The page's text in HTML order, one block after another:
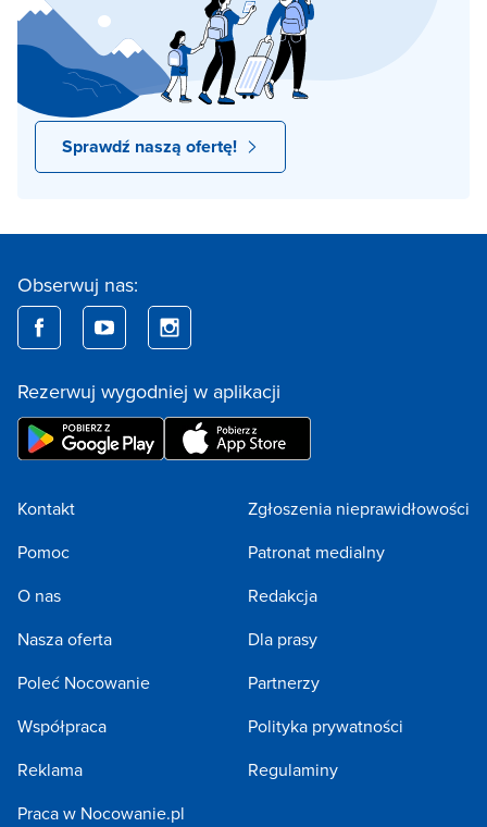
Sprawdź naszą ofertę!
Obserwuj nas:
Rezerwuj wygodniej w aplikacji
Kontakt
Pomoc
O nas
Nasza oferta
Poleć Nocowanie
Współpraca
Reklama
Praca w Nocowanie.pl
Zgłoszenia nieprawidłowości
Patronat medialny
Redakcja
Dla prasy
Partnerzy
Polityka prywatności
Regulaminy